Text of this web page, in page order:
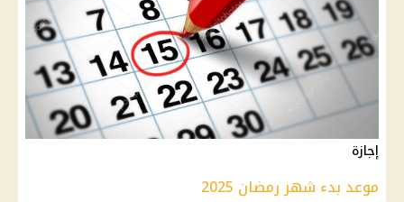
إجازة
موعد بدء شهر رمضان 2025